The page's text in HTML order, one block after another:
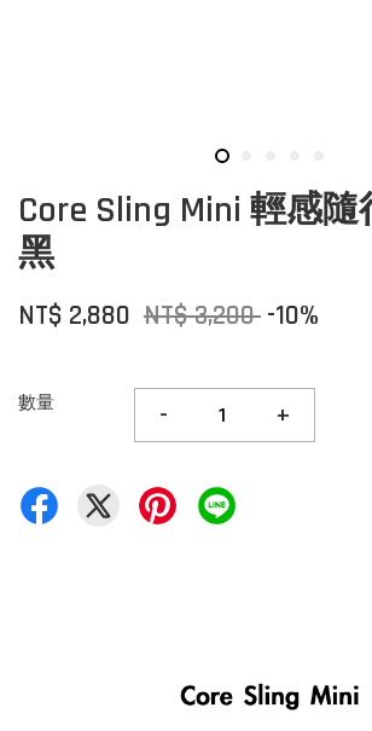
Core Sling Mini 輕感
黑
NT$ 2,880 NT$ 3,200 -10%
數量 - +